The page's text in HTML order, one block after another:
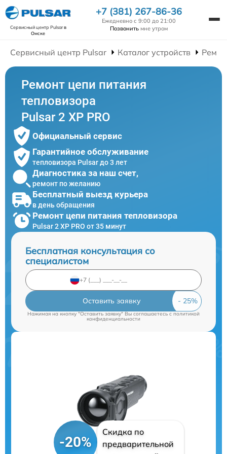
Сервисный центр Pulsarв
Омске
+7 (381) 267-86-36
Ежедневно с 9:00 до 21:00
Позвонить мне утром
Сервисный центр Pulsar Каталог устройств
Ремонт цепи питания
тепловизора
Pulsar 2 XP PRO
Официальный сервис
Гарантийное обслуживание
тепловизора Pulsar до 3 лет
Диагностика за наш счет,
ремонт по желанию
Бесплатный выезд курьера
в день обращения
Ремонт цепи питания тепловизора
Pulsar 2 XP PRO от 35 минут
Бесплатная консультация со
специалистом
Оставить заявку
Нажимая на кнопку "Оставить заявку" Вы соглашаетесь cполитикой
конфиденциальности
-20%
Скидка по
предварительной